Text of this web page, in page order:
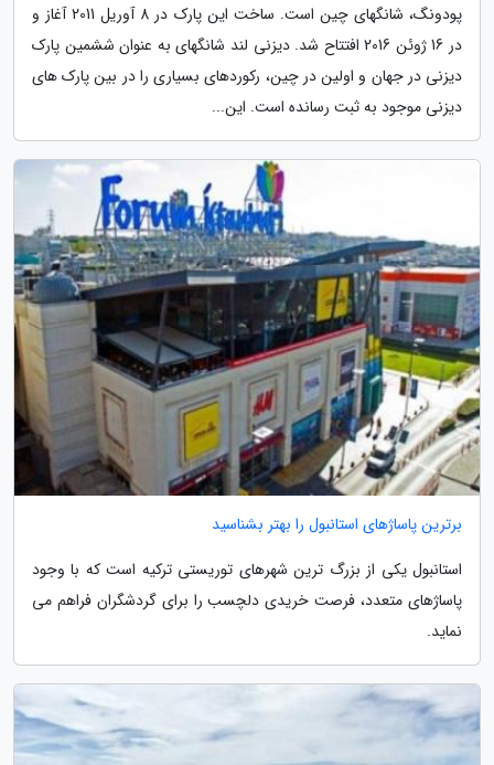
پودونگ، شانگهای چین است. ساخت این پارک در 8 آوریل 2011 آغاز و
در 16 ژوئن 2016 افتتاح شد. دیزنی لند شانگهای به عنوان ششمین پارک
دیزنی در جهان و اولین در چین، رکوردهای بسیاری را در بین پارک های
دیزنی موجود به ثبت رسانده است. این...
برترین پاساژهای استانبول را بهتر بشناسید
استانبول یکی از بزرگ ترین شهرهای توریستی ترکیه است که با وجود
پاساژهای متعدد، فرصت خریدی دلچسب را برای گردشگران فراهم می
نماید.